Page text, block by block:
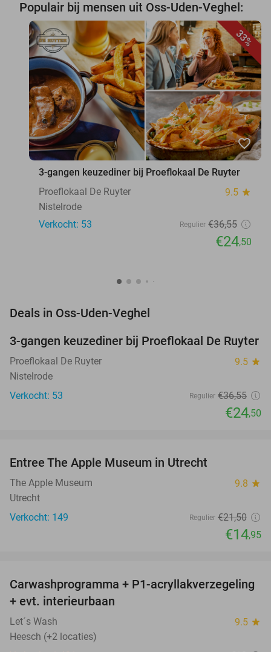
Populair bij mensen uit Oss-Uden-Veghel:
33%
favorite_border
3-gangen keuzediner bij Proeflokaal De Ruyter
Proeflokaal De Ruyter
9.5 star
Nistelrode
Verkocht: 53
Regulier €36,55
€24,50
Deals in Oss-Uden-Veghel
33%
3-gangen keuzediner bij Proeflokaal De Ruyter
Proeflokaal De Ruyter 9.5 star
Nistelrode
Verkocht: 53
Regulier €36,55
€24,50
TODAY
Entree The Apple Museum in Utrecht
The Apple Museum 9.8 star
Utrecht
Verkocht: 149
Regulier €21,50
€14,95
39%
Carwashprogramma + P1-acryllakverzegeling
+ evt. interieurbaan
Let´s Wash 9.5 star
Heesch (+2 locaties)